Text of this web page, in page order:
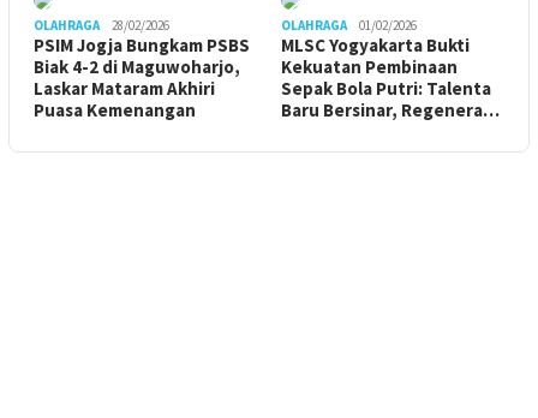
OLAHRAGA 28/02/2026
PSIM Jogja Bungkam PSBS
Biak 4-2 di Maguwoharjo,
Laskar Mataram Akhiri
Puasa Kemenangan
OLAHRAGA 01/02/2026
MLSC Yogyakarta Bukti
Kekuatan Pembinaan
Sepak Bola Putri: Talenta
Baru Bersinar, Regenera…